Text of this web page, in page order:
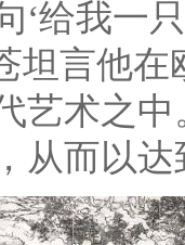
‘给我一
坦言他
艺术之
从而以